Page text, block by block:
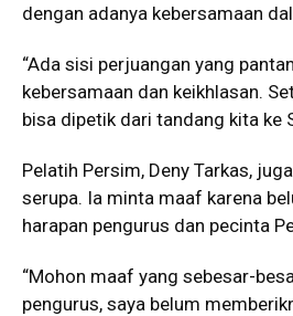
dengan adanya kebersamaan
“Ada sisi perjuangan yang
kebersamaan dan keikhlasan.
bisa dipetik dari tandang kita ke
Pelatih Persim, Deny Tarkas,
serupa. Ia minta maaf karena
harapan pengurus dan pecinta
“Mohon maaf yang sebesar-
pengurus, saya belum